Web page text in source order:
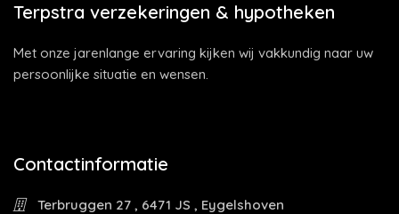
Terpstra verzekeringen & hypotheken
Met onze jarenlange ervaring kijken wij vakkundig naar uw
persoonlijke situatie en wensen.
Contactinformatie
Terbruggen 27 , 6471 JS , Eygelshoven